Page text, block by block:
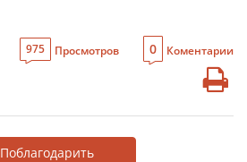
975 Просмотров 0 Коментарии
Поблагодарить